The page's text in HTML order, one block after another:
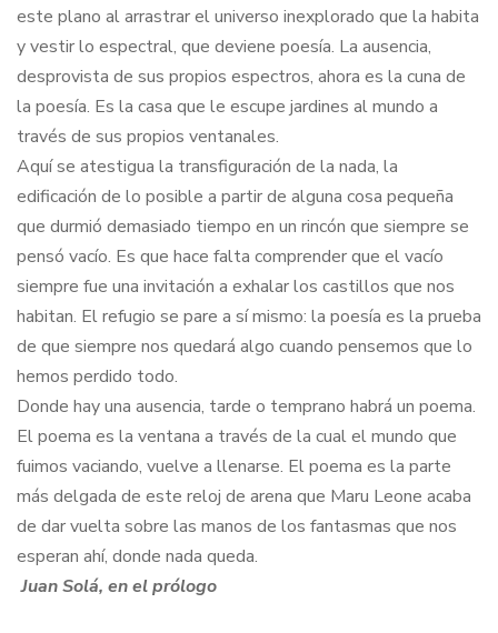
este plano al arrastrar el universo inexplorado que la habita
y vestir lo espectral, que deviene poesía. La ausencia,
desprovista de sus propios espectros, ahora es la cuna de
la poesía. Es la casa que le escupe jardines al mundo a
través de sus propios ventanales.
Aquí se atestigua la transfiguración de la nada, la
edificación de lo posible a partir de alguna cosa pequeña
que durmió demasiado tiempo en un rincón que siempre se
pensó vacío. Es que hace falta comprender que el vacío
siempre fue una invitación a exhalar los castillos que nos
habitan. El refugio se pare a sí mismo: la poesía es la prueba
de que siempre nos quedará algo cuando pensemos que lo
hemos perdido todo.
Donde hay una ausencia, tarde o temprano habrá un poema.
El poema es la ventana a través de la cual el mundo que
fuimos vaciando, vuelve a llenarse. El poema es la parte
más delgada de este reloj de arena que Maru Leone acaba
de dar vuelta sobre las manos de los fantasmas que nos
esperan ahí, donde nada queda.
Juan Solá, en el prólogo